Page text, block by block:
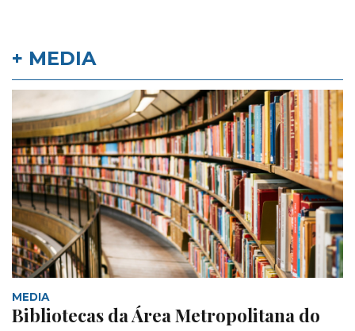
+ MEDIA
MEDIA
Bibliotecas da Área Metropolitana do